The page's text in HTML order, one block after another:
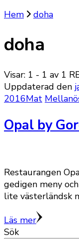
Hem
doha
doha
Visar: 1 - 1 av 1
Uppdaterad den
2016Mat
Opal by
Restaurangen
gedigen meny
lite västerländsk
Läs mer
Sök